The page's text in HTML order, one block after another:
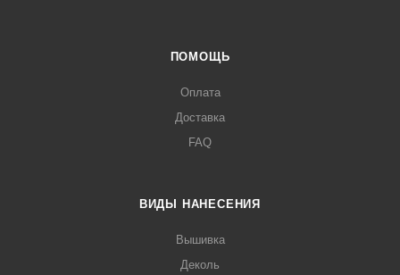
ПОМОЩЬ
Оплата
Доставка
FAQ
ВИДЫ НАНЕСЕНИЯ
Вышивка
Деколь